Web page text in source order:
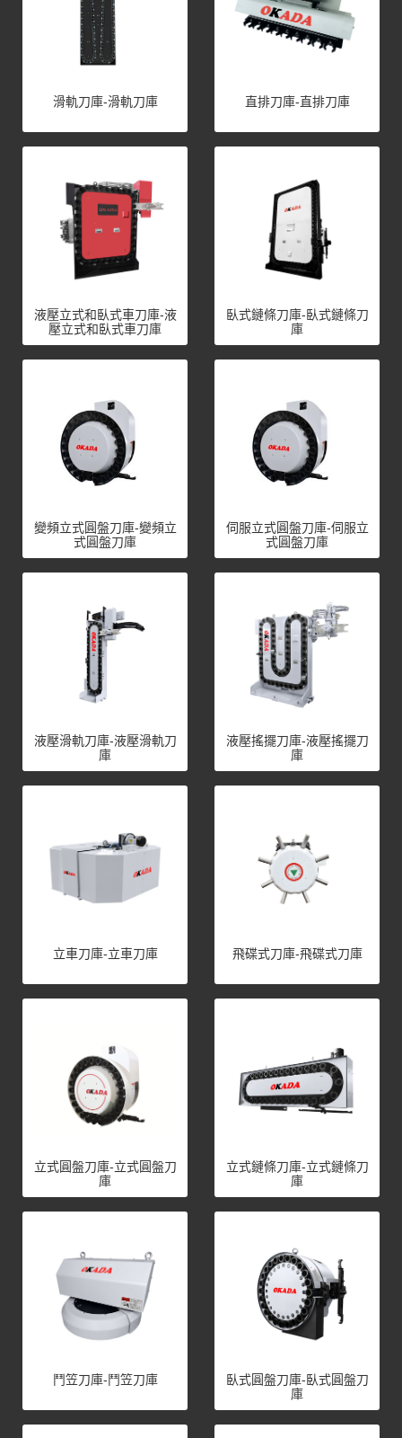
滑軌刀庫-滑軌刀庫 直排刀庫-直排刀庫
液壓立式和臥式車刀庫-液
壓立式和臥式車刀庫
臥式鏈條刀庫-臥式鏈條刀
庫
變頻立式圓盤刀庫-變頻立
式圓盤刀庫
伺服立式圓盤刀庫-伺服立
式圓盤刀庫
液壓滑軌刀庫-液壓滑軌刀
庫
液壓搖擺刀庫-液壓搖擺刀
庫
立車刀庫-立車刀庫 飛碟式刀庫-飛碟式刀庫
立式圓盤刀庫-立式圓盤刀
庫
立式鏈條刀庫-立式鏈條刀
庫
鬥笠刀庫-鬥笠刀庫
臥式圓盤刀庫-臥式圓盤刀
庫